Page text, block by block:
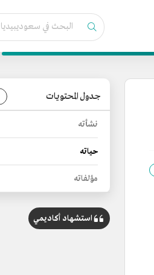
جدول المحتويات
نشأته
حياته
مؤلفاته
استشهاد أكاديمي